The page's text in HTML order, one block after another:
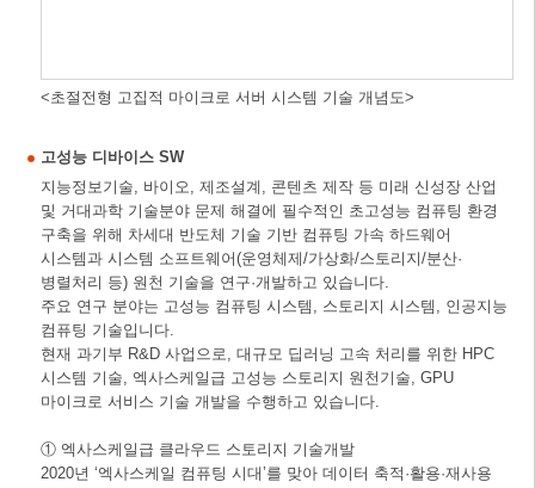
<초절전형 고집적 마이크로 서버 시스템 기술 개념도>
고성능 디바이스 SW
지능정보기술, 바이오, 제조설계, 콘텐츠 제작 등 미래 신성장 산업
및 거대과학 기술분야 문제 해결에 필수적인 초고성능 컴퓨팅 환경
구축을 위해 차세대 반도체 기술 기반 컴퓨팅 가속 하드웨어
시스템과 시스템 소프트웨어(운영체제/가상화/스토리지/분산·
병렬처리 등) 원천 기술을 연구·개발하고 있습니다.
주요 연구 분야는 고성능 컴퓨팅 시스템, 스토리지 시스템, 인공지능
컴퓨팅 기술입니다.
현재 과기부 R&D 사업으로, 대규모 딥러닝 고속 처리를 위한 HPC
시스템 기술, 엑사스케일급 고성능 스토리지 원천기술, GPU
마이크로 서비스 기술 개발을 수행하고 있습니다.
① 엑사스케일급 클라우드 스토리지 기술개발
2020년 ‘엑사스케일 컴퓨팅 시대’를 맞아 데이터 축적·활용·재사용